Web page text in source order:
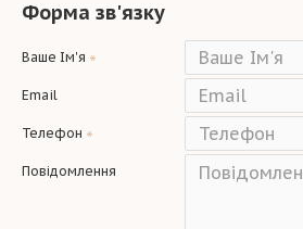
Форма зв'язку
Ваше Ім'я
Email
Телефон
Повідомлення